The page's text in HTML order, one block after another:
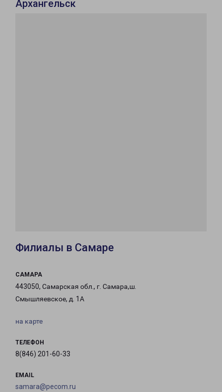
Архангельск
Филиалы в Самаре
САМАРА
443050, Самарская обл., г. Самара,ш.
Смышляевское, д. 1А
на карте
ТЕЛЕФОН
8(846) 201-60-33
EMAIL
samara@pecom.ru